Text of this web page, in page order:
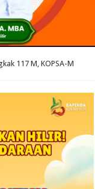
117 M, KOPSA-M